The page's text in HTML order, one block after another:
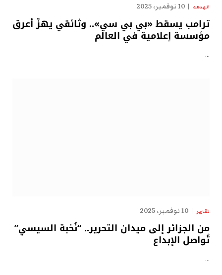
الهدهد 10 نوفمبر، 2025
ترامب يسقط «بي بي سي».. وثائقي يهزّ أعرق
مؤسسة إعلامية في العالم
…
تقارير 10 نوفمبر، 2025
من الجزائر إلى ميدان التحرير.. “نُخبة السيسي”
تُواصل الإبداع
…